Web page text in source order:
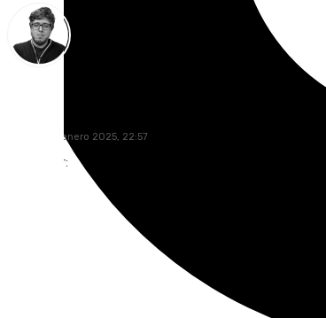
sábado, 18 enero 2025, 22:57
Compartir: